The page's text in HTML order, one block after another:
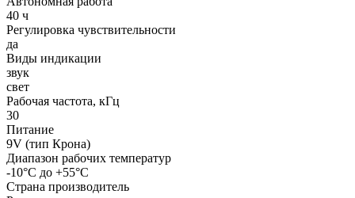
40 ч
Регулировка чувствительности
да
Виды индикации
звук
свет
Рабочая частота, кГц
30
Питание
9V (тип Крона)
Диапазон рабочих температур
-10°С до +55°С
Страна производитель